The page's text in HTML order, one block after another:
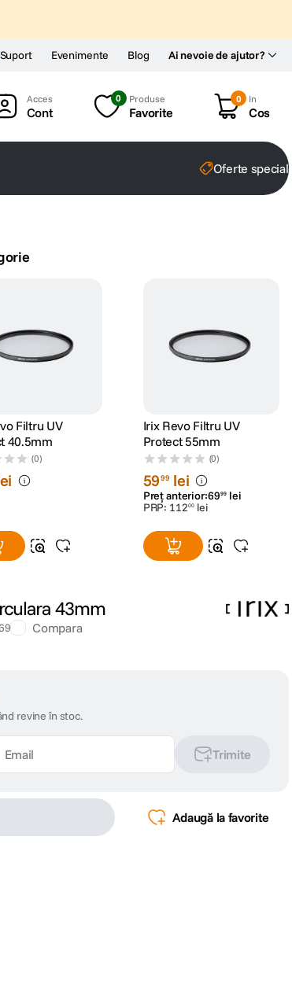
Ai nevoie de ajutor?
Suport Evenimente Blog
Cont
0 Produse
Favorite
0 In
Cos
Oferte
Filtru UV
40.5mm
(0)
Irix Revo Filtru UV
Protect 55mm
(0)
5999 lei
Preț anterior:6999 lei
PRP: 11200 lei
43mm
Compara
revine în stoc.
Trimite
Adaugă la favorite